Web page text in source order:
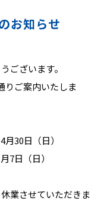
お知らせ
ございます。
りご案内いたしま
30日（日）
（日）
業させていただきま